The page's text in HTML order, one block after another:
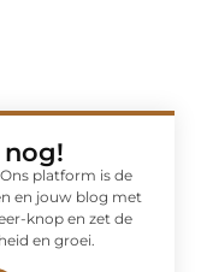
platform is de
en jouw blog met
knop en zet de
en groei.